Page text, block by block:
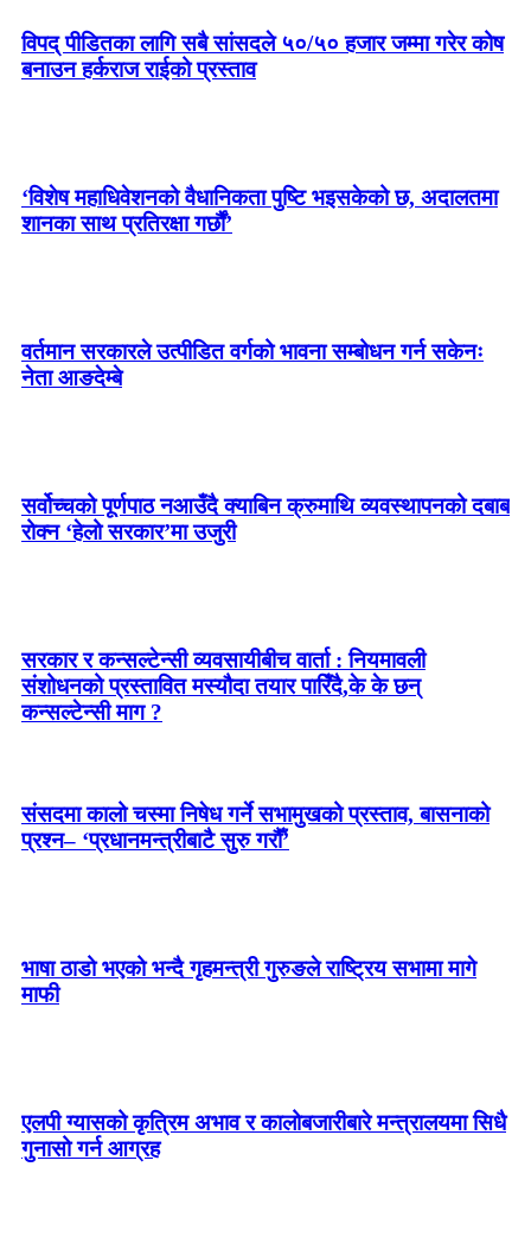
विपद् पीडितका लागि सबै सांसदले ५०/५० हजार जम्मा गरेर कोष
बनाउन हर्कराज राईको प्रस्ताव
‘विशेष महाधिवेशनको वैधानिकता पुष्टि भइसकेको छ, अदालतमा
शानका साथ प्रतिरक्षा गर्छौं’
वर्तमान सरकारले उत्पीडित वर्गको भावना सम्बोधन गर्न सकेनः
नेता आङदेम्बे
सर्वोच्चको पूर्णपाठ नआउँदै क्याबिन क्रुमाथि व्यवस्थापनको दबाब
रोक्न ‘हेलो सरकार’मा उजुरी
सरकार र कन्सल्टेन्सी व्यवसायीबीच वार्ता : नियमावली
संशोधनको प्रस्तावित मस्यौदा तयार पारिँदै,के के छन्
कन्सल्टेन्सी माग ?
संसदमा कालो चस्मा निषेध गर्ने सभामुखको प्रस्ताव, बासनाको
प्रश्न– ‘प्रधानमन्त्रीबाटै सुरु गरौँ’
भाषा ठाडो भएको भन्दै गृहमन्त्री गुरुङले राष्ट्रिय सभामा मागे
माफी
एलपी ग्यासको कृत्रिम अभाव र कालोबजारीबारे मन्त्रालयमा सिधै
गुनासो गर्न आग्रह